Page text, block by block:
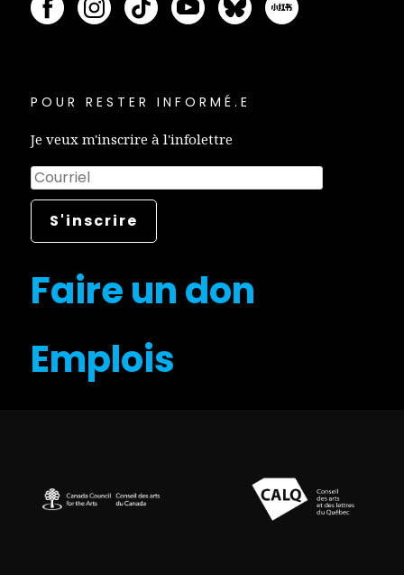
POUR RESTER INFORMÉ.E
Je veux m'inscrire à l'infolettre
Faire un don
Emplois